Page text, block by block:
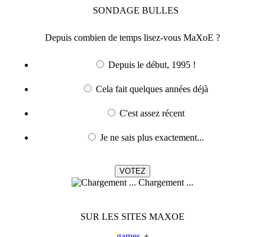
SONDAGE BULLES
Depuis combien de temps lisez-vous MaXoE ?
Depuis le début, 1995 !
Cela fait quelques années déjà
C'est assez récent
Je ne sais plus exactement...
Chargement ...
SUR LES SITES MAXOE